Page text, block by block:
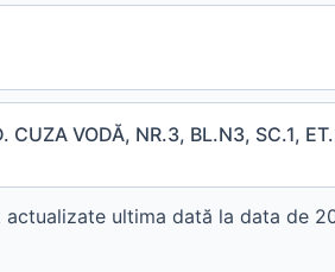
VODĂ, NR.3, BL.N3, SC.1,
actualizate ultima dată la data de